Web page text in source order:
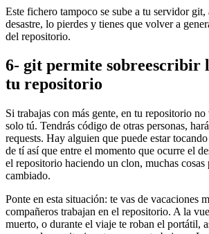
Este fichero tampoco se sube a tu servidor git,
desastre, lo pierdes y tienes que volver a
del repositorio.
6- git permite sobreescribir
tu repositorio
Si trabajas con más gente, en tu repositorio no
solo tú. Tendrás código de otras personas,
requests. Hay alguien que puede estar
de tí así que entre el momento que ocurre el
el repositorio haciendo un clon, muchas cosas
cambiado.
Ponte en esta situación: te vas de vacaciones
compañeros trabajan en el repositorio. A la
muerto, o durante el viaje te roban el portátil,